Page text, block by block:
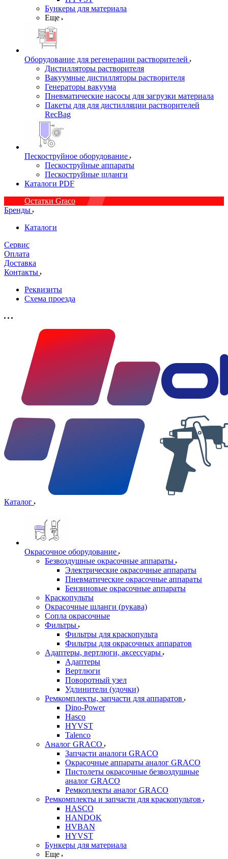
Бункеры для материала
Еще
Оборудование для регенерации растворителей
Дистилляторы растворителя
Вакуумные дистилляторы растворителя
Генераторы вакуума
Пневматические насосы для загрузки материала
Пакеты для для дистилляции растворителей
RecBag
Пескоструйное оборудование
Пескоструйные аппараты
Пескоструйные шланги
Каталоги PDF
Остатки Graco
Бренды
Каталоги
Сервис
Оплата
Доставка
Контакты
Реквизиты
Схема проезда
Каталог
Окрасочное оборудование
Безвоздушные окрасочные аппараты
Электрические окрасочные аппараты
Пневматические окрасочные аппараты
Бензиновые окрасочные аппараты
Краскопульты
Окрасочные шланги (рукава)
Сопла окрасочные
Фильтры
Фильтры для краскопульта
Фильтры для окрасочных аппаратов
Адаптеры, вертлюги, аксессуары
Адаптеры
Вертлюги
Поворотный узел
Удлинители (удочки)
Ремкомплекты, запчасти для аппаратов
Dino-Power
Hasco
HYVST
Talenco
Аналог GRACO
Запчасти аналоги GRACO
Окрасочные аппараты аналог GRACO
Пистолеты окрасочные безвоздушные
аналог GRACO
Ремкоплекты аналог GRACO
Ремкомплекты и запчасти для краскопультов
HASCO
HANDOK
HVBAN
HYVST
Бункеры для материала
Еще